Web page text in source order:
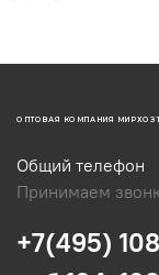
ОПТОВАЯ КОМПАНИЯ
Общий телефон
Принимаем
+7(495)